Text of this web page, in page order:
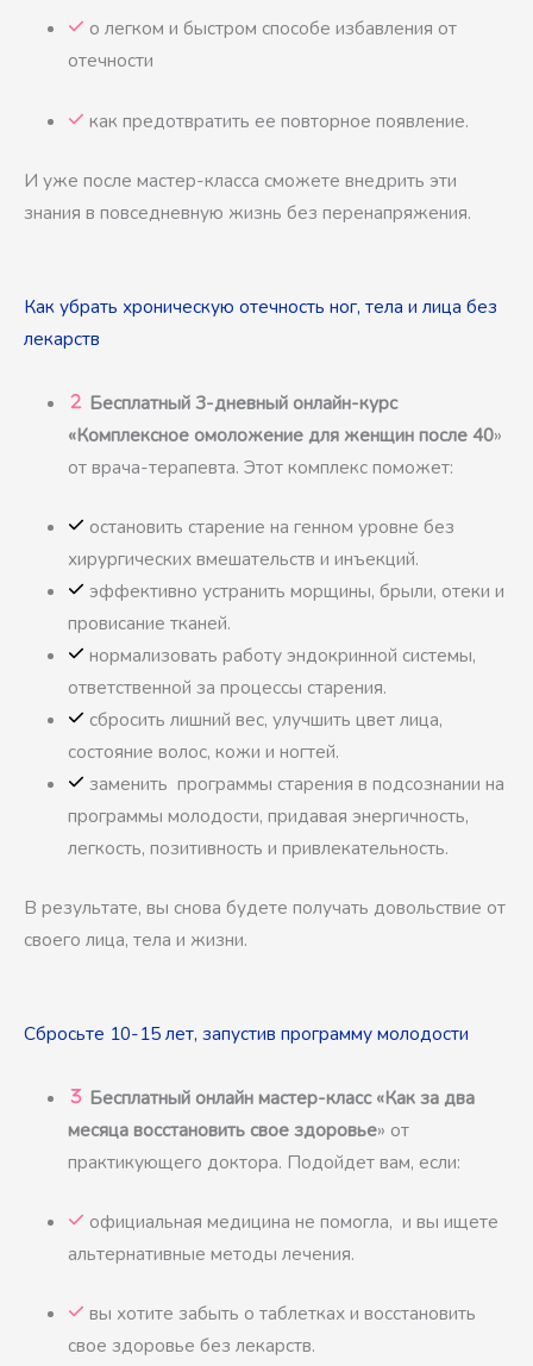
о легком и быстром способе избавления от
отечности
как предотвратить ее повторное появление.
И уже после мастер-класса сможете внедрить эти
знания в повседневную жизнь без перенапряжения.
Как убрать хроническую отечность ног, тела и лица без
лекарств
Бесплатный 3-дневный онлайн-курс
«Комплексное омоложение для женщин после 40»
от врача-терапевта. Этот комплекс поможет:
остановить старение на генном уровне без
хирургических вмешательств и инъекций.
эффективно устранить морщины, брыли, отеки и
провисание тканей.
нормализовать работу эндокринной системы,
ответственной за процессы старения.
сбросить лишний вес, улучшить цвет лица,
состояние волос, кожи и ногтей.
заменить программы старения в подсознании на
программы молодости, придавая энергичность,
легкость, позитивность и привлекательность.
В результате, вы снова будете получать довольствие от
своего лица, тела и жизни.
Сбросьте 10-15 лет, запустив программу молодости
Бесплатный онлайн мастер-класс «Как за два
месяца восстановить свое здоровье» от
практикующего доктора. Подойдет вам, если:
официальная медицина не помогла, и вы ищете
альтернативные методы лечения.
вы хотите забыть о таблетках и восстановить
свое здоровье без лекарств.